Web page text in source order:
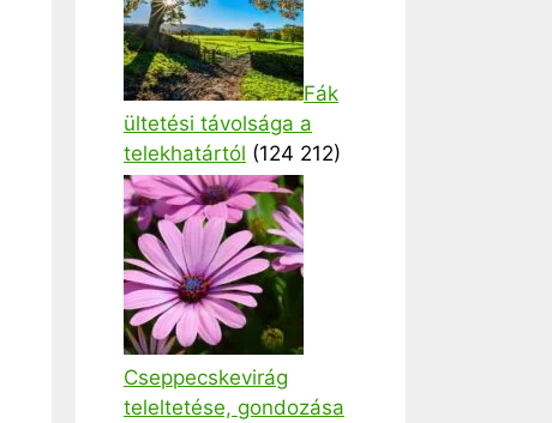
Fák
ültetési távolsága a
telekhatártól (124 212)
Cseppecskevirág
teleltetése, gondozása